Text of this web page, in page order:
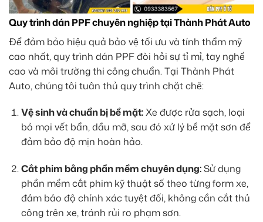
Quy trình dán PPF chuyên nghiệp tại Thành Phát Auto
Để đảm bảo hiệu quả bảo vệ tối ưu và tính thẩm mỹ
cao nhất, quy trình dán PPF đòi hỏi sự tỉ mỉ, tay nghề
cao và môi trường thi công chuẩn. Tại Thành Phát
Auto, chúng tôi tuân thủ quy trình chặt chẽ:
Vệ sinh và chuẩn bị bề mặt:Xe được rửa sạch, loại
bỏ mọi vết bẩn, dầu mỡ, sau đó xử lý bề mặt sơn để
đảm bảo độ mịn hoàn hảo.
Cắt phim bằng phần mềm chuyên dụng:Sử dụng
phần mềm cắt phim kỹ thuật số theo từng form xe,
đảm bảo độ chính xác tuyệt đối, không cần cắt thủ
công trên xe, tránh rủi ro phạm sơn.